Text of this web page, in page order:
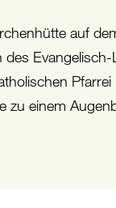
auf
des
zu einem